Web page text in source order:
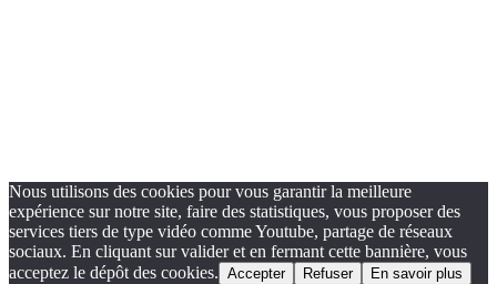
Nous utilisons des cookies pour vous garantir la meilleure
expérience sur notre site, faire des statistiques, vous proposer des
services tiers de type vidéo comme Youtube, partage de réseaux
sociaux. En cliquant sur valider et en fermant cette bannière, vous
acceptez le dépôt des cookies. Accepter Refuser En savoir plus